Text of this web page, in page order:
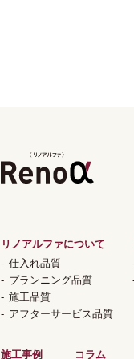
リノアルファについて
仕入れ品質
プランニング品質
施工品質
アフターサービス品質
施工事例 コラム